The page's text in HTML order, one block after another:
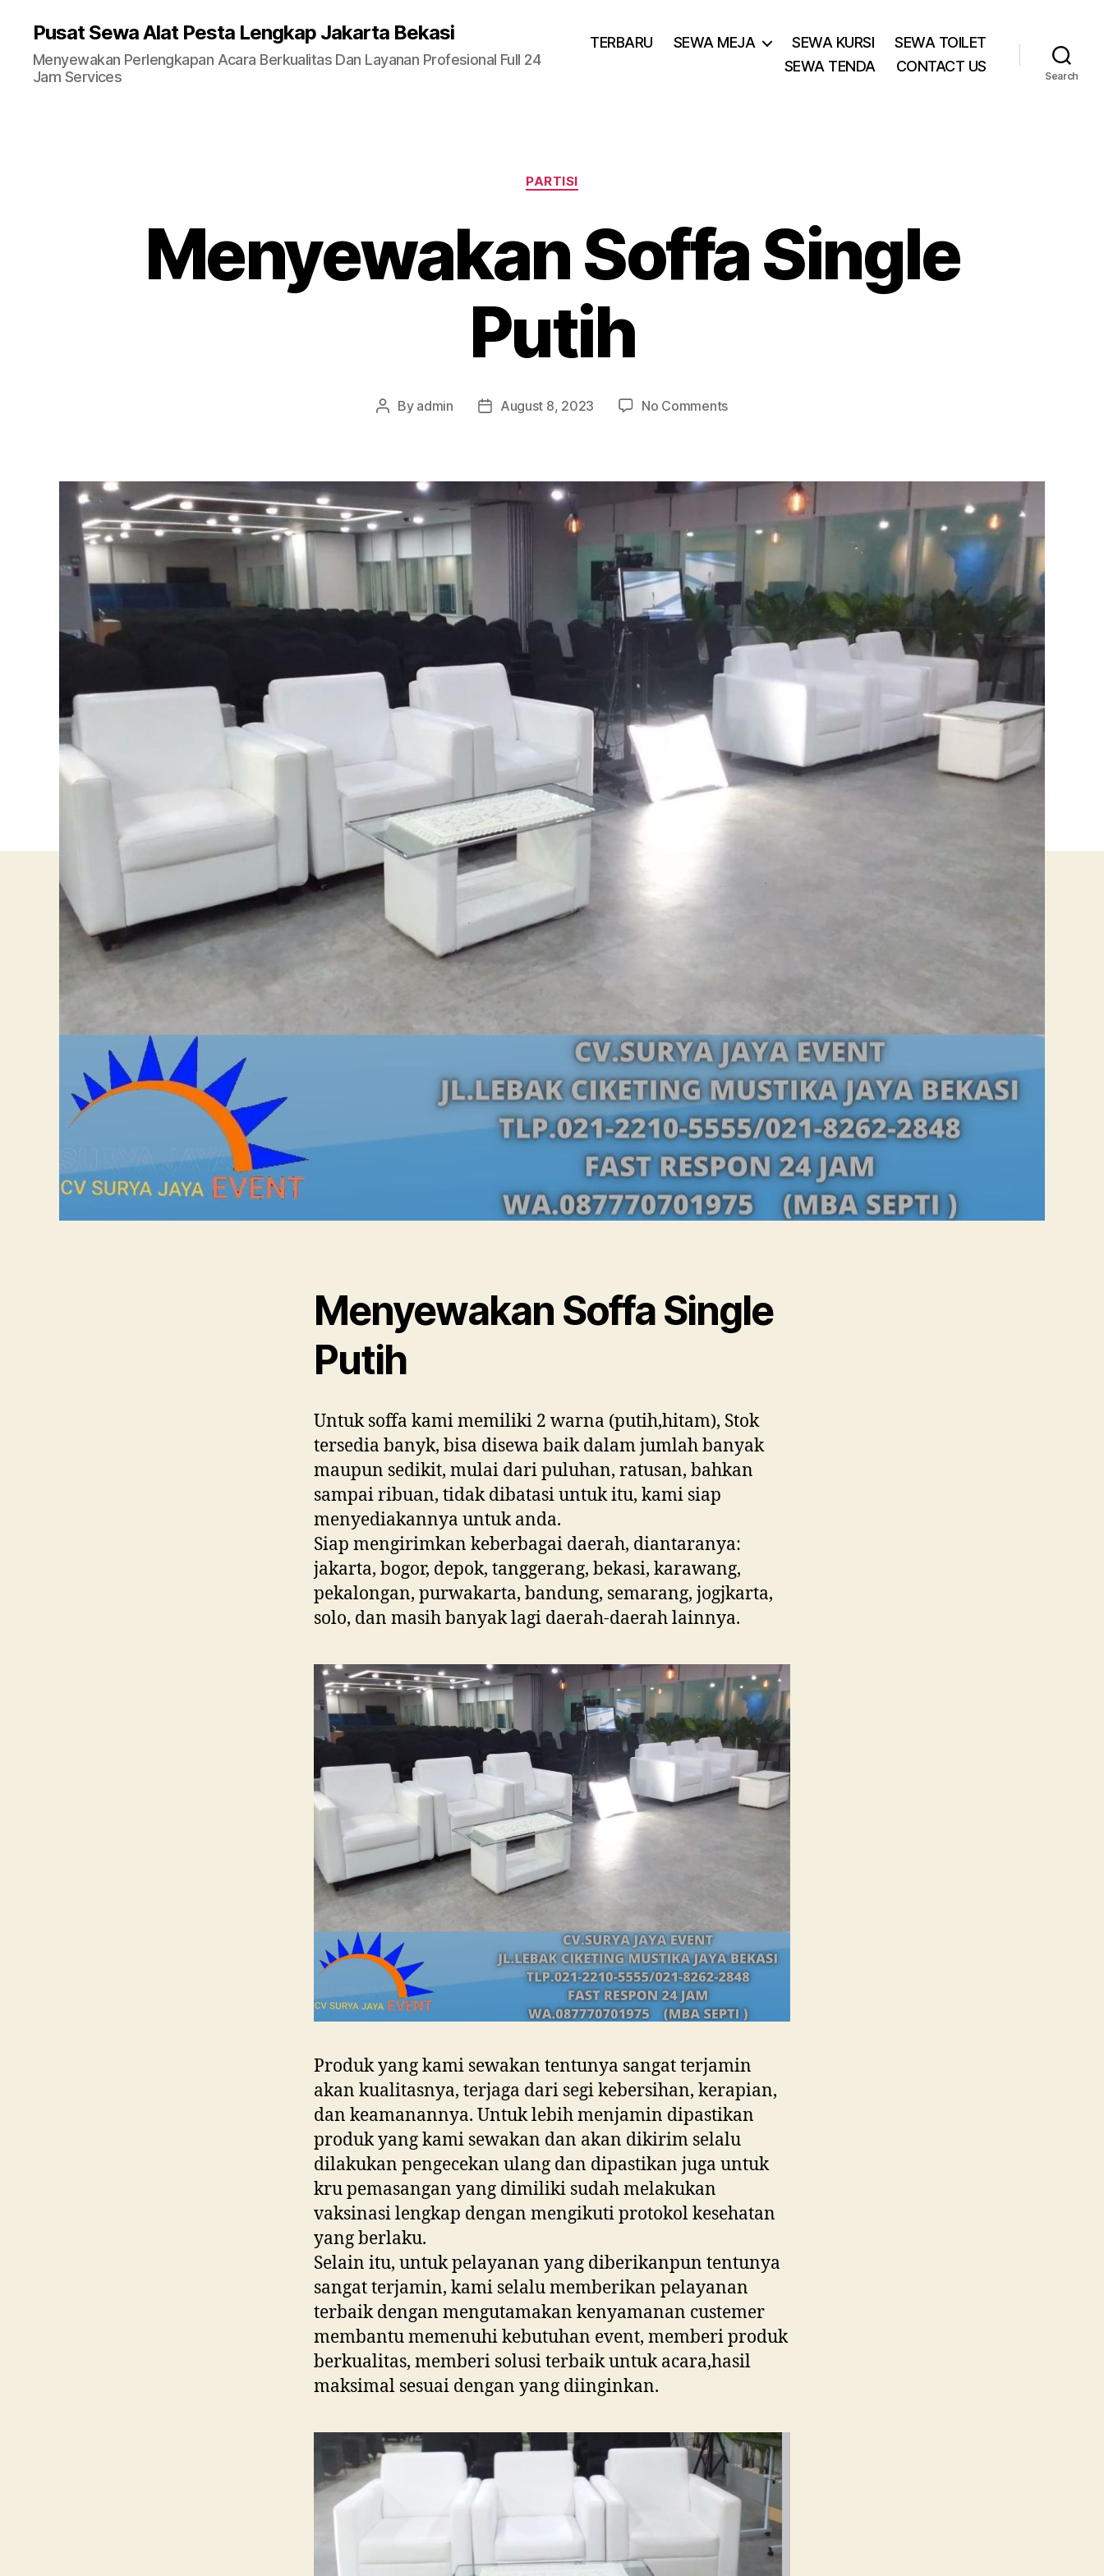
Pusat Sewa Alat Pesta Lengkap Jakarta Bekasi
Menyewakan Perlengkapan Acara Berkualitas Dan Layanan Profesional Full 24
Jam Services
TERBARU SEWA MEJA SEWA KURSI
SEWA TOILET
SEWA TENDA
CONTACT US
Search
Categories
PARTISI
Menyewakan Soffa Single
Putih
Post
By admin
PostAugust 8, 2023 No Commentson
Putih
Menyewakan Soffa Single
Putih
Untuk soffa kami memiliki 2 warna (putih,hitam), Stok
tersedia banyk, bisa disewa baik dalam jumlah banyak
maupun sedikit, mulai dari puluhan, ratusan, bahkan
sampai ribuan, tidak dibatasi untuk itu, kami siap
menyediakannya untuk anda.
Siap mengirimkan keberbagai daerah, diantaranya:
jakarta, bogor, depok, tanggerang, bekasi, karawang,
pekalongan, purwakarta, bandung, semarang, jogjkarta,
solo, dan masih banyak lagi daerah-daerah lainnya.
Produk yang kami sewakan tentunya sangat terjamin
akan kualitasnya, terjaga dari segi kebersihan, kerapian,
dan keamanannya. Untuk lebih menjamin dipastikan
produk yang kami sewakan dan akan dikirim selalu
dilakukan pengecekan ulang dan dipastikan juga untuk
kru pemasangan yang dimiliki sudah melakukan
vaksinasi lengkap dengan mengikuti protokol kesehatan
yang berlaku.
Selain itu, untuk pelayanan yang diberikanpun tentunya
sangat terjamin, kami selalu memberikan pelayanan
terbaik dengan mengutamakan kenyamanan custemer
membantu memenuhi kebutuhan event, memberi produk
berkualitas, memberi solusi terbaik untuk acara,hasil
maksimal sesuai dengan yang diinginkan.